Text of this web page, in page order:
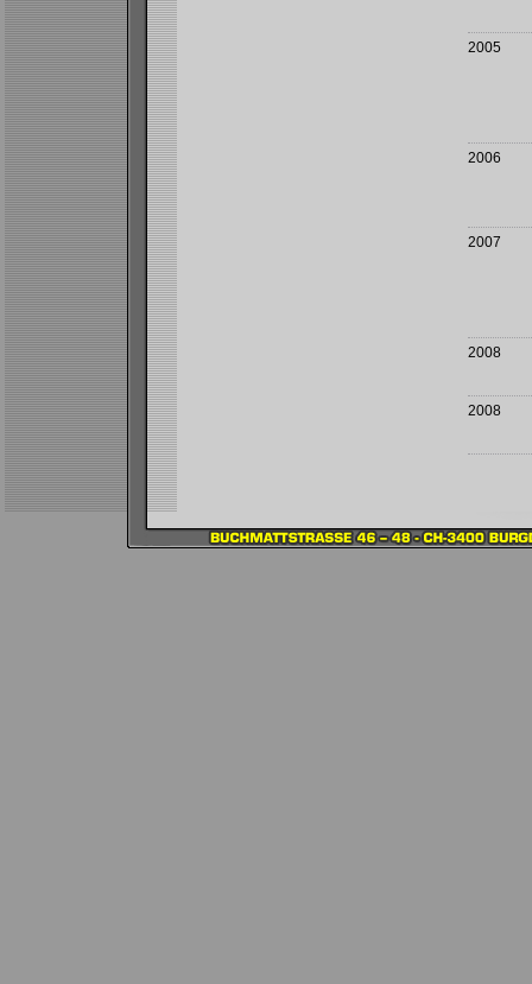
2005
2006
2007
2008
2008